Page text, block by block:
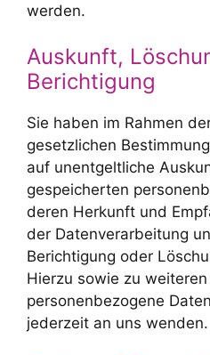
werden.
Auskunft,
Berichtigung
Sie haben im Rahmen
gesetzlichen
auf unentgeltliche
gespeicherten
deren Herkunft und
der Datenverarbeitung
Berichtigung oder
Hierzu sowie zu
personenbezogene
jederzeit an uns wenden.